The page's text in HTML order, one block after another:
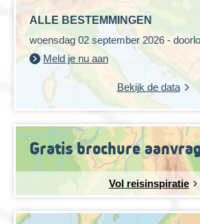
ALLE BESTEMMINGEN
woensdag 02 september 2026 -
Meld je nu aan
Bekijk de data
Gratis brochure
Vol reisinspiratie